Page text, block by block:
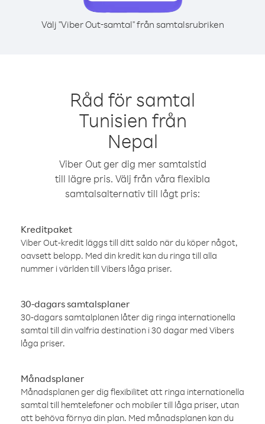
Välj "Viber Out-samtal" från samtalsrubriken
Råd för samtal
Tunisien från
Nepal
Viber Out ger dig mer samtalstid
till lägre pris. Välj från våra flexibla
samtalsalternativ till lågt pris:
Kreditpaket
Viber Out-kredit läggs till ditt saldo när du köper något,
oavsett belopp. Med din kredit kan du ringa till alla
nummer i världen till Vibers låga priser.
30-dagars samtalsplaner
30-dagars samtalplanen låter dig ringa internationella
samtal till din valfria destination i 30 dagar med Vibers
låga priser.
Månadsplaner
Månadsplanen ger dig flexibilitet att ringa internationella
samtal till hemtelefoner och mobiler till låga priser, utan
att behöva förnya din plan. Med månadsplanen kan du